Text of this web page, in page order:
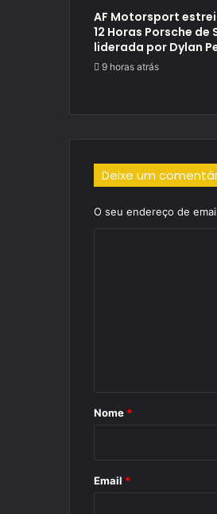
AF Motorsport
12 Horas Porsche de
liderada por Dylan
9 horas atrás
Deixe um
O seu endereço de
r
*
Nome *
Email *